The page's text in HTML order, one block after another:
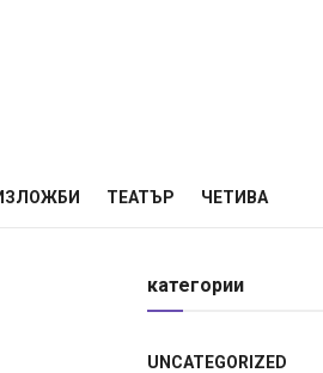
ТЕАТЪР ЧЕТИВА
категории
UNCATEGORIZED